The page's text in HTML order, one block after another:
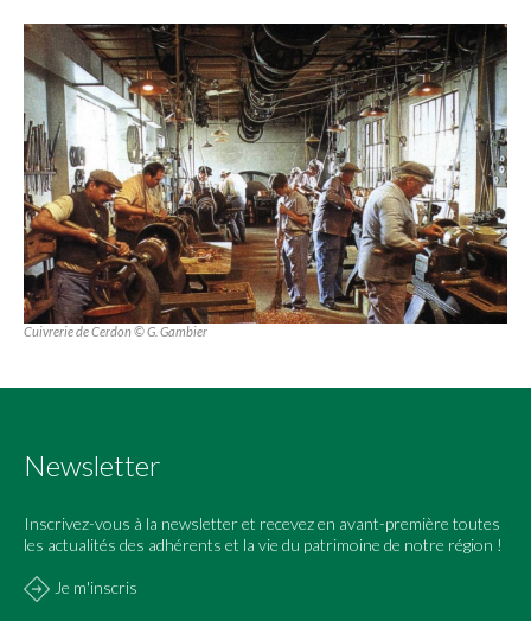
Cuivrerie de Cerdon © G. Gambier
Newsletter
Inscrivez-vous à la newsletter et recevez en avant-première toutes
les actualités des adhérents et la vie du patrimoine de notre région !
Je m'inscris